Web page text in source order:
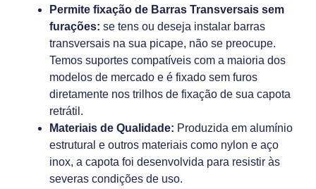
Permite fixação de Barras Transversais sem
furações: se tens ou deseja instalar barras
transversais na sua picape, não se preocupe.
Temos suportes compatíveis com a maioria dos
modelos de mercado e é fixado sem furos
diretamente nos trilhos de fixação de sua capota
retrátil.
Materiais de Qualidade: Produzida em alumínio
estrutural e outros materiais como nylon e aço
inox, a capota foi desenvolvida para resistir às
severas condições de uso.